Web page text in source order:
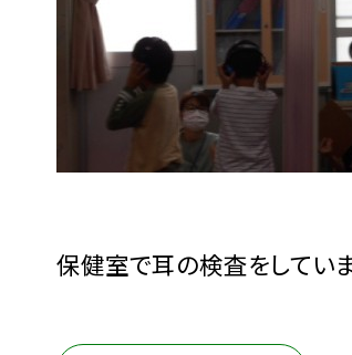
保健室で耳の検査をしてい